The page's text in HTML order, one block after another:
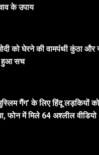
के उपाय
को घेरने की वामपंथी कुंठा और
हुआ सच
गैंग’ के लिए हिंदू लड़कियों
फोन में मिले 64 अश्लील वीडियो